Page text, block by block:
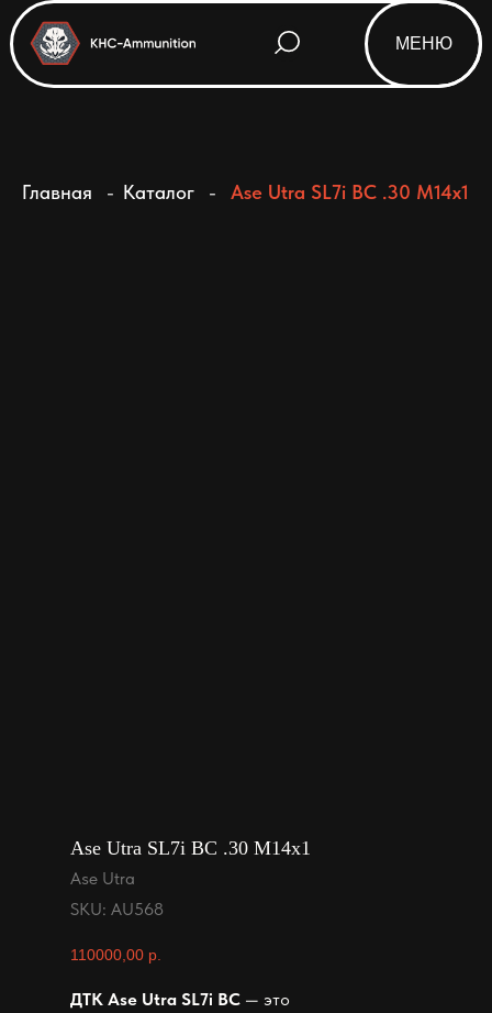
МЕНЮ
Html code will be here
Главная - Каталог - Ase Utra SL7i BC .30 M14x1
Ase Utra SL7i BC .30 M14x1
Ase Utra
SKU: AU568
110000,00 р.
ДТК Ase Utra SL7i BC — это